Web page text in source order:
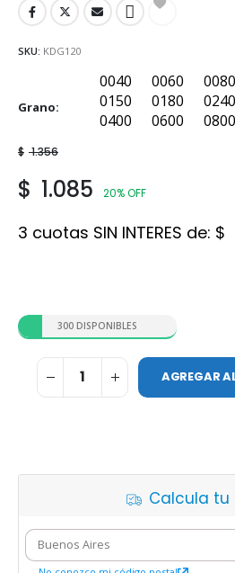
SKU: KDG120
Grano
0040
0040 0060
0060 0080
0080
0150
0150 0180
0180 0240
0240
0400
0400 0600
0600 0800
0800
$ 1.356
$ 1.085 20% OFF
3 cuotas SIN INTERES de: $
300 DISPONIBLES
AGREGAR
Calcula tu